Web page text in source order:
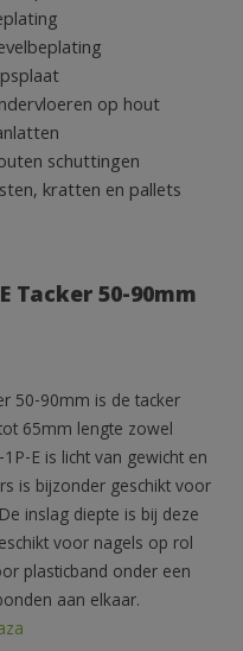
op hout
schuttingen
kratten en pallets
Tacker 50-90mm
50-90mm is de tacker
65mm lengte zowel
E is licht van gewicht en
is bijzonder geschikt voor
inslag diepte is bij deze
voor nagels op rol
plasticband onder een
aan elkaar.